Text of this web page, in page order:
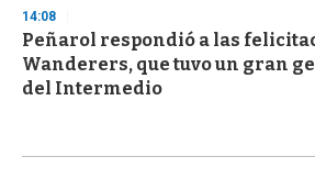
14:08
Peñarol respondió a las
Wanderers, que tuvo un gran
del Intermedio